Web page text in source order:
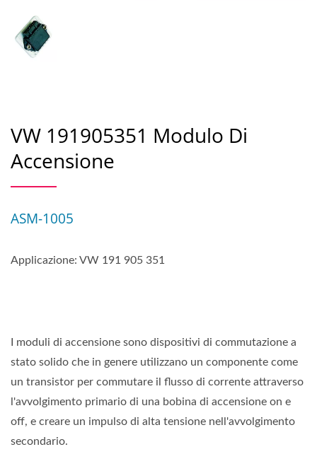
VW 191905351 Modulo Di
Accensione
ASM-1005
Applicazione: VW 191 905 351
I moduli di accensione sono dispositivi di commutazione a
stato solido che in genere utilizzano un componente come
un transistor per commutare il flusso di corrente attraverso
l'avvolgimento primario di una bobina di accensione on e
off, e creare un impulso di alta tensione nell'avvolgimento
secondario.